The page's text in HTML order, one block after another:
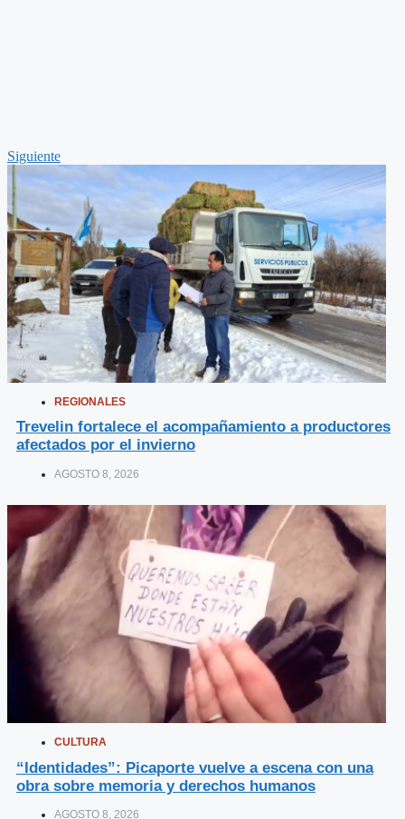
Siguiente
REGIONALES
Trevelin fortalece el acompañamiento a productores
afectados por el invierno
AGOSTO 8, 2026
CULTURA
“Identidades”: Picaporte vuelve a escena con una
obra sobre memoria y derechos humanos
AGOSTO 8, 2026